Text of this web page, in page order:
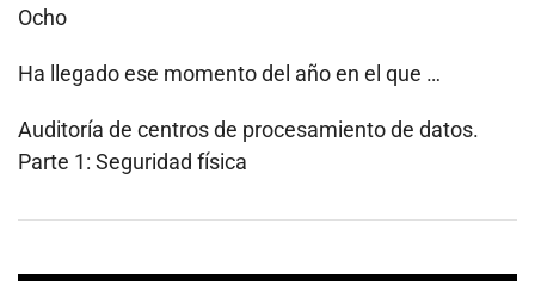
Ocho
Ha llegado ese momento del año en el que …
Auditoría de centros de procesamiento de datos.
Parte 1: Seguridad física